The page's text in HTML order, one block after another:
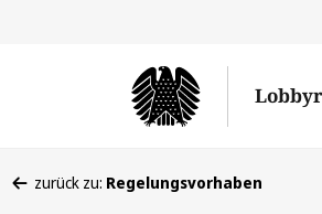
befinden
zurück zu: Regelungsvorhaben